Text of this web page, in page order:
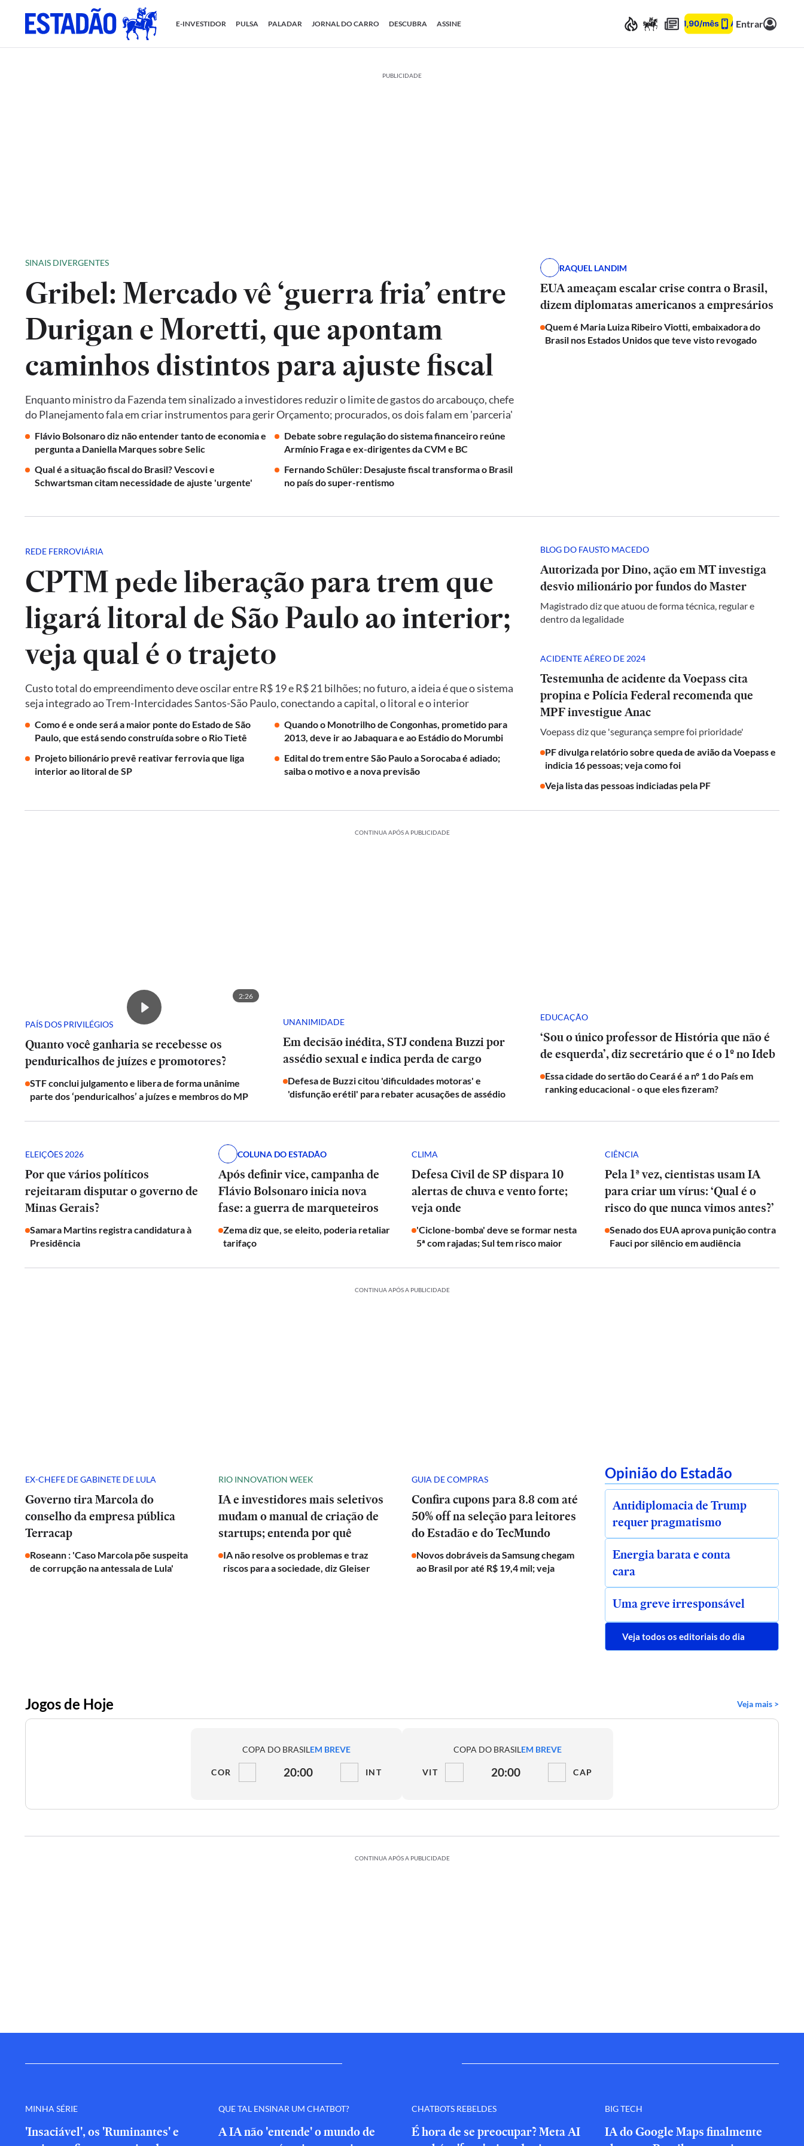
E-INVESTIDOR PULSA PALADAR JORNAL DO CARRO DESCUBRA ASSINE Entrar
PUBLICIDADE
SINAIS DIVERGENTES
Gribel: Mercado vê ‘guerra fria’ entre
Durigan e Moretti, que apontam
caminhos distintos para ajuste fiscal
Enquanto ministro da Fazenda tem sinalizado a investidores reduzir o limite de gastos do arcabouço, chefe
do Planejamento fala em criar instrumentos para gerir Orçamento; procurados, os dois falam em 'parceria'
Flávio Bolsonaro diz não entender tanto de economia e
pergunta a Daniella Marques sobre Selic
Debate sobre regulação do sistema financeiro reúne
Armínio Fraga e ex-dirigentes da CVM e BC
Qual é a situação fiscal do Brasil? Vescovi e
Schwartsman citam necessidade de ajuste 'urgente'
Fernando Schüler: Desajuste fiscal transforma o Brasil
no país do super-rentismo
RAQUEL LANDIM
EUA ameaçam escalar crise contra o Brasil,
dizem diplomatas americanos a empresários
Quem é Maria Luiza Ribeiro Viotti, embaixadora do
Brasil nos Estados Unidos que teve visto revogado
REDE FERROVIÁRIA
CPTM pede liberação para trem que
ligará litoral de São Paulo ao interior;
veja qual é o trajeto
Custo total do empreendimento deve oscilar entre R$ 19 e R$ 21 bilhões; no futuro, a ideia é que o sistema
seja integrado ao Trem-Intercidades Santos-São Paulo, conectando a capital, o litoral e o interior
Como é e onde será a maior ponte do Estado de São
Paulo, que está sendo construída sobre o Rio Tietê
Quando o Monotrilho de Congonhas, prometido para
2013, deve ir ao Jabaquara e ao Estádio do Morumbi
Projeto bilionário prevê reativar ferrovia que liga
interior ao litoral de SP
Edital do trem entre São Paulo a Sorocaba é adiado;
saiba o motivo e a nova previsão
BLOG DO FAUSTO MACEDO
Autorizada por Dino, ação em MT investiga
desvio milionário por fundos do Master
Magistrado diz que atuou de forma técnica, regular e
dentro da legalidade
ACIDENTE AÉREO DE 2024
Testemunha de acidente da Voepass cita
propina e Polícia Federal recomenda que
MPF investigue Anac
Voepass diz que 'segurança sempre foi prioridade'
PF divulga relatório sobre queda de avião da Voepass e
indicia 16 pessoas; veja como foi
Veja lista das pessoas indiciadas pela PF
CONTINUA APÓS A PUBLICIDADE
2:26
PAÍS DOS PRIVILÉGIOS
Quanto você ganharia se recebesse os
penduricalhos de juízes e promotores?
STF conclui julgamento e libera de forma unânime
parte dos ‘penduricalhos’ a juízes e membros do MP
UNANIMIDADE
Em decisão inédita, STJ condena Buzzi por
assédio sexual e indica perda de cargo
Defesa de Buzzi citou 'dificuldades motoras' e
'disfunção erétil' para rebater acusações de assédio
EDUCAÇÃO
‘Sou o único professor de História que não é
de esquerda’, diz secretário que é o 1º no Ideb
Essa cidade do sertão do Ceará é a nº 1 do País em
ranking educacional - o que eles fizeram?
ELEIÇÕES 2026
Por que vários políticos
rejeitaram disputar o governo de
Minas Gerais?
Samara Martins registra candidatura à
Presidência
COLUNA DO ESTADÃO
Após definir vice, campanha de
Flávio Bolsonaro inicia nova
fase: a guerra de marqueteiros
Zema diz que, se eleito, poderia retaliar
tarifaço
CLIMA
Defesa Civil de SP dispara 10
alertas de chuva e vento forte;
veja onde
'Ciclone-bomba' deve se formar nesta
5ª com rajadas; Sul tem risco maior
CIÊNCIA
Pela 1ª vez, cientistas usam IA
para criar um vírus: ‘Qual é o
risco do que nunca vimos antes?’
Senado dos EUA aprova punição contra
Fauci por silêncio em audiência
CONTINUA APÓS A PUBLICIDADE
EX-CHEFE DE GABINETE DE LULA
Governo tira Marcola do
conselho da empresa pública
Terracap
Roseann : 'Caso Marcola põe suspeita
de corrupção na antessala de Lula'
RIO INNOVATION WEEK
IA e investidores mais seletivos
mudam o manual de criação de
startups; entenda por quê
IA não resolve os problemas e traz
riscos para a sociedade, diz Gleiser
GUIA DE COMPRAS
Confira cupons para 8.8 com até
50% off na seleção para leitores
do Estadão e do TecMundo
Novos dobráveis da Samsung chegam
ao Brasil por até R$ 19,4 mil; veja
Opinião do Estadão
Antidiplomacia de Trump
requer pragmatismo
Energia barata e conta
cara
Uma greve irresponsável
Veja todos os editoriais do dia
Jogos de Hoje Veja mais >
COPA DO BRASILEM BREVE
COR 20:00 INT
COPA DO BRASILEM BREVE
VIT 20:00 CAP
CONTINUA APÓS A PUBLICIDADE
MINHA SÉRIE
'Insaciável', os 'Ruminantes' e
QUE TAL ENSINAR UM CHATBOT?
A IA não 'entende' o mundo de
CHATBOTS REBELDES
É hora de se preocupar? Meta AI
BIG TECH
IA do Google Maps finalmente